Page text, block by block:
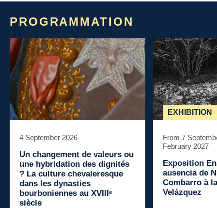
PROGRAMMATION
4 September 2026
Un changement de valeurs ou
une hybridation des dignités
? La culture chevaleresque
dans les dynasties
bourboniennes au XVIIIᵉ
siècle
EXHIBITION
From 7
February 2027
Exposition
ausenciade
Combarro à
Velázquez